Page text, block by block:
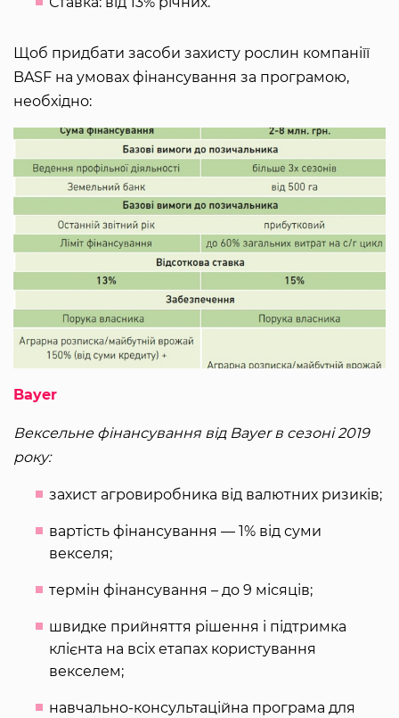
Щоб придбати засоби захисту рослин компаніїї
BASF на умовах фінансування за програмою,
необхідно:
Bayer
Вексельне фінансування від Bayer в сезоні 2019
року:
захист агровиробника від валютних ризиків;
вартість фінансування — 1% від суми
векселя;
термін фінансування – до 9 місяців;
швидке прийняття рішення і підтримка
клієнта на всіх етапах користування
векселем;
навчально-консультаційна програма для